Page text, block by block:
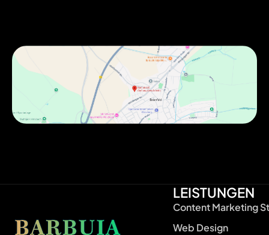
LEISTUNGEN
Content Marketing
Web Design